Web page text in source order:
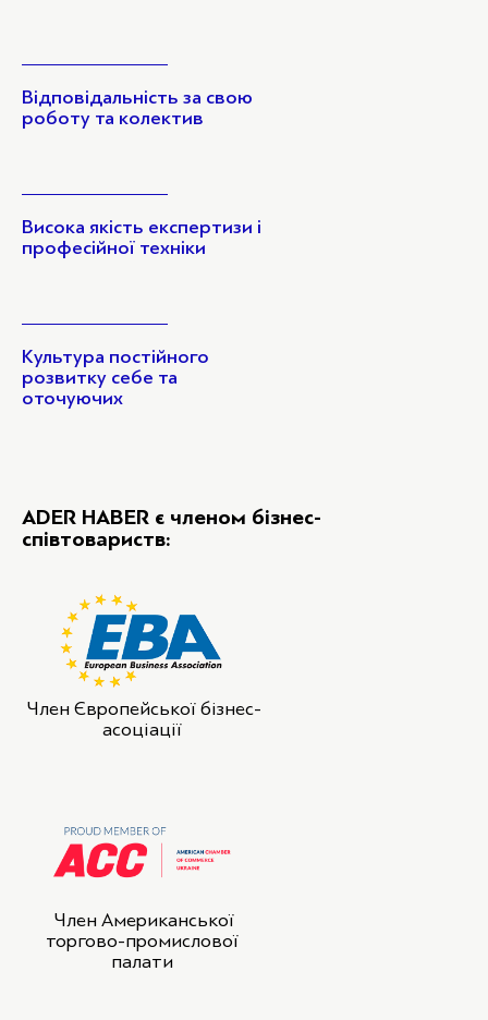
Відповідальність за свою
роботу та колектив
Висока якість експертизи і
професійної техніки
Культура постійного
розвитку себе та
оточуючих
ADER HABER є членом бізнес-
співтовариств:
Член Європейської бізнес-
асоціації
Член Американської
торгово-промислової
палати